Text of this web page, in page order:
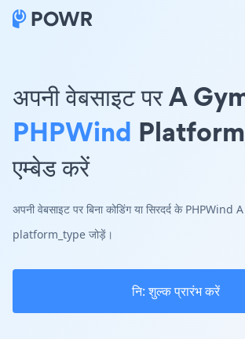
अपनी वेबसाइट पर A
PHPWind
एम्बेड करें
अपनी वेबसाइट पर बिना कोडिंग या सिरदर्द के
platform_type जोड़ें।
नि: शुल्क प्रारंभ करें